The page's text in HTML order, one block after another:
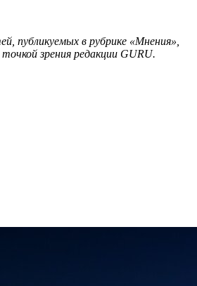
публикуемых в рубрике «Мнения»,
зрения редакции GURU.